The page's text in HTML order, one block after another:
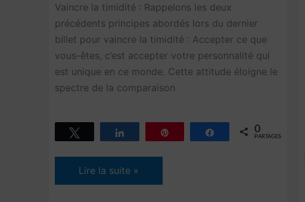
Vaincre la timidité : Rappelons les deux
précédents principes abordés lors du dernier
billet pour vaincre la timidité : Accepter ce que
vous-êtes, c’est accepter votre personnalité qui
est unique en ce monde. Cette attitude éloigne le
spectre de la comparaison
Tweetez Partagez Partagez 0
PARTAGES
Vaincre
la
Lire la suite »